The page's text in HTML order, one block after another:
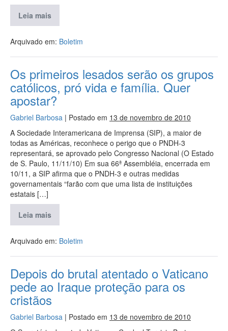
Leia mais
Arquivado em: Boletim
Os primeiros lesados serão os grupos
católicos, pró vida e família. Quer
apostar?
Gabriel Barbosa | Postado em 13 de novembro de 2010
A Sociedade Interamericana de Imprensa (SIP), a maior de
todas as Américas, reconhece o perigo que o PNDH-3
representará, se aprovado pelo Congresso Nacional (O Estado
de S. Paulo, 11/11/10) Em sua 66ª Assembléia, encerrada em
10/11, a SIP afirma que o PNDH-3 e outras medidas
governamentais “farão com que uma lista de instituições
estatais […]
Leia mais
Arquivado em: Boletim
Depois do brutal atentado o Vaticano
pede ao Iraque proteção para os
cristãos
Gabriel Barbosa | Postado em 13 de novembro de 2010